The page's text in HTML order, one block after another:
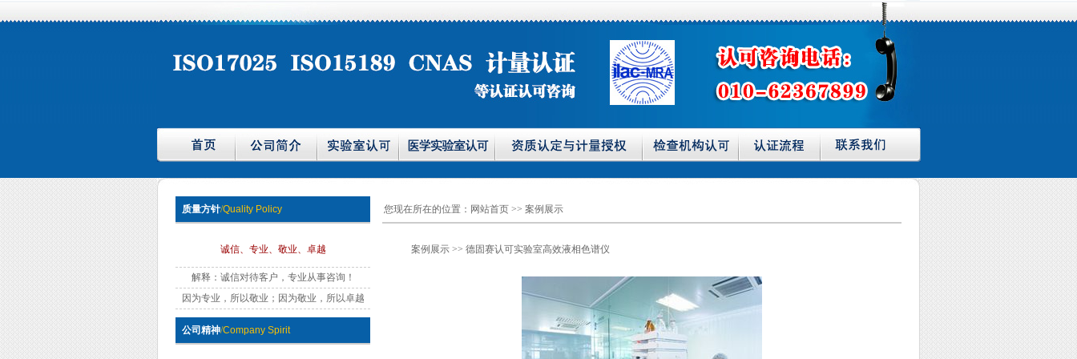
质量方针/Quality Policy
诚信、专业、敬业、卓越
解释：诚信对待客户，专业从事咨询！
因为专业，所以敬业；因为敬业，所以卓越
公司精神/Company Spirit
您现在所在的位置： 网站首页 >> 案例展示
案例展示>> 德固赛认可实验室高效液相色谱仪